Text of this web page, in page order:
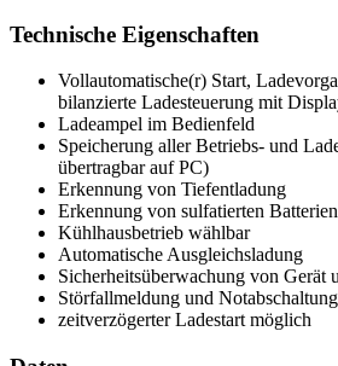
Technische Eigenschaften
Vollautomatische(r) Start,
bilanzierte Ladesteuerung mit
Ladeampel im Bedienfeld
Speicherung aller Betriebs- und
übertragbar auf PC)
Erkennung von Tiefentladung
Erkennung von sulfatierten Batterien
Kühlhausbetrieb wählbar
Automatische Ausgleichsladung
Sicherheitsüberwachung von Gerät
Störfallmeldung und Notabschaltung
zeitverzögerter Ladestart möglich